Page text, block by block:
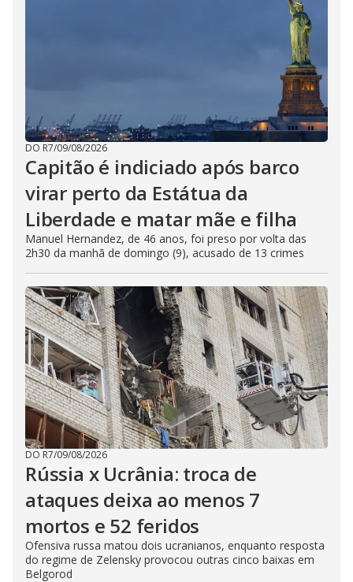
DO R7/09/08/2026
Capitão é indiciado após barco
virar perto da Estátua da
Liberdade e matar mãe e filha
Manuel Hernandez, de 46 anos, foi preso por volta das
2h30 da manhã de domingo (9), acusado de 13 crimes
DO R7/09/08/2026
Rússia x Ucrânia: troca de
ataques deixa ao menos 7
mortos e 52 feridos
Ofensiva russa matou dois ucranianos, enquanto resposta
do regime de Zelensky provocou outras cinco baixas em
Belgorod